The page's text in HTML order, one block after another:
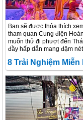
Bạn sẽ được thỏa thích
tham quan Cung điện
muốn thử đi phượt đến
đầy hấp dẫn mang đậm
8 Trải Nghiệm